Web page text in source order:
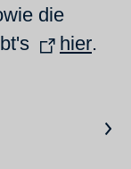
die
hier.
Artikel